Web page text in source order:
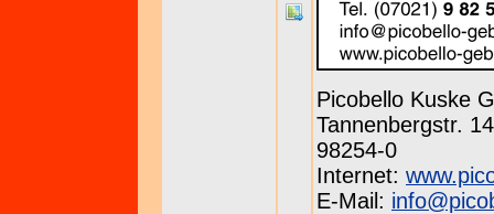
Picobello Kuske
Tannenbergstr.
98254-0
Internet:
E-Mail: